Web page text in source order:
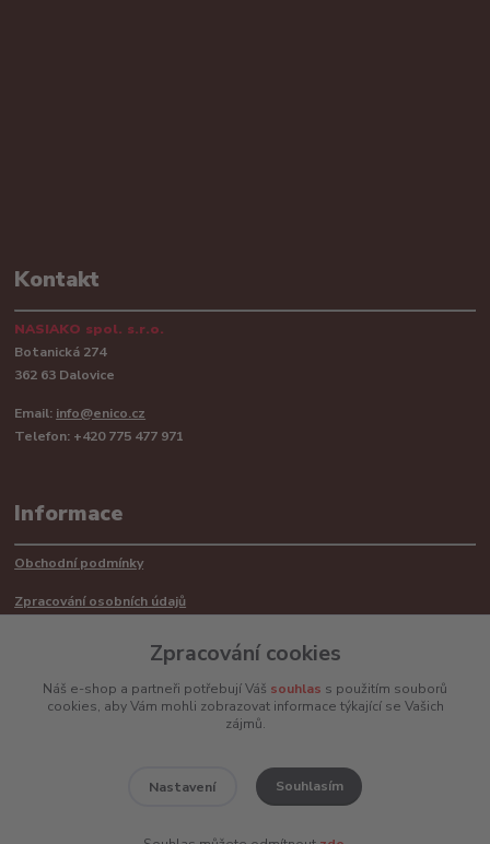
Kontakt
NASIAKO spol. s.r.o.
Botanická 274
362 63 Dalovice
Email: info@enico.cz
Telefon: +420 775 477 971
Informace
Obchodní podmínky
Zpracování osobních údajů
Mimosoudní řešení sporů ADR
Zpracování cookies
Náš e-shop a partneři potřebují Váš souhlas s použitím souborů
cookies, aby Vám mohli zobrazovat informace týkající se Vašich
zájmů.
Nastavení Souhlasím